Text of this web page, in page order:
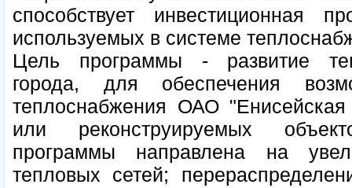
способствует инвестиционная
используемых в системе
Цель программы - развитие
города, для обеспечения
теплоснабжения ОАО
или реконструируемых
программы направлена на
тепловых сетей;